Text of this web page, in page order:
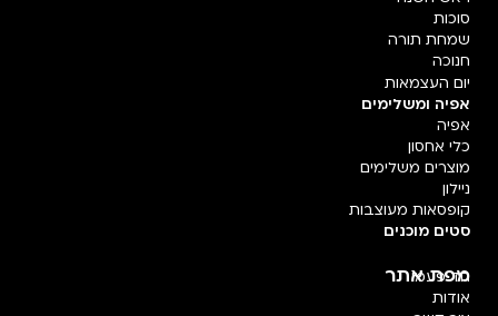
סוכות
שמחת תורה
חנוכה
יום העצמאות
אפיה ומשלימים
אפיה
כלי אחסון
מוצרים משלימים
ניילון
קופסאות מעוצבות
סטים מוכנים
מפת אתר
חד פעמי
אודות